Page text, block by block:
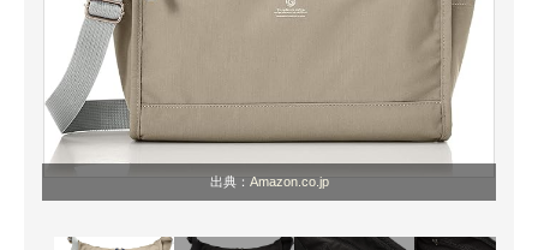
ビジネスと働き方のヒント
AI活用のいまが分かる
企業ITのトレンドを詳説
経営リーダーのコミュニティ
マーケ×ITの今がよく分かる
出典： Amazon.co.jp